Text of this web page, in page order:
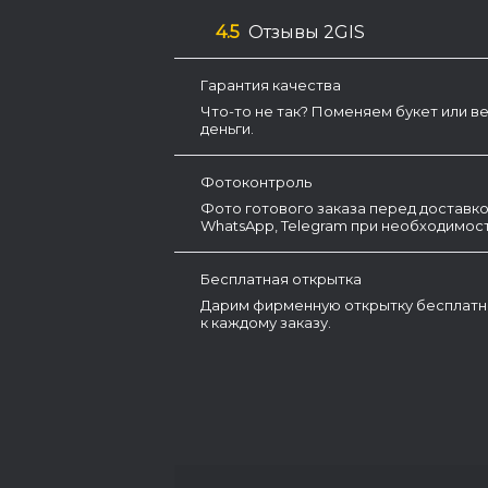
4.5 Отзывы 2GIS
Гарантия качества
Что-то не так? Поменяем букет или
деньги.
Фотоконтроль
Фото готового заказа перед
WhatsApp, Telegram при
Бесплатная открытка
Дарим фирменную открытку
к каждому заказу.